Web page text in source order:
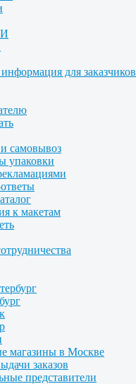
для заказчиков
самовывоз
упаковки
к макетам
магазины в Москве
заказов
представители